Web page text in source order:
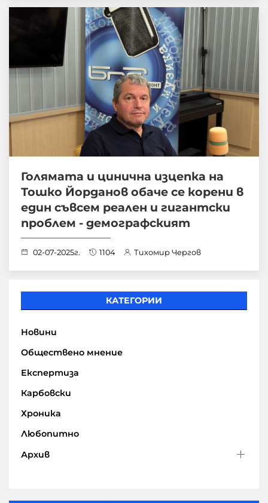
Голямата и цинична изцепка на
Тошко Йорданов обаче се корени в
един съвсем реален и гигантски
проблем - демографският
02-07-2025г. 1104 Тихомир Чергов
КАТЕГОРИИ
Новини
Обществено мнение
Експертиза
Карбовски
Хроника
Любопитно
Архив